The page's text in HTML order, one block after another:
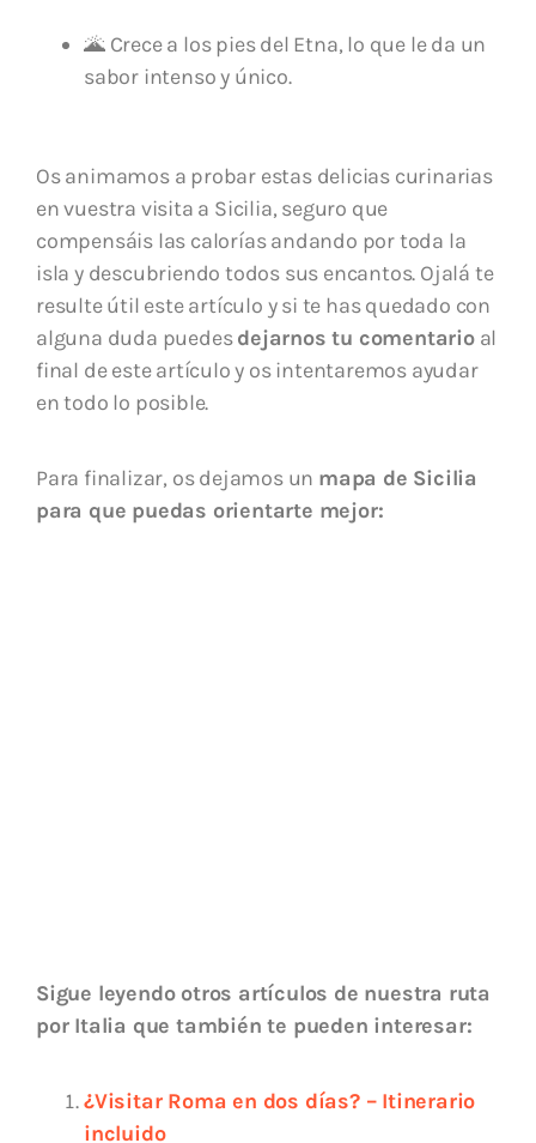
🌋 Crece a los pies del Etna, lo que le da un
sabor intenso y único.
Os animamos a probar estas delicias curinarias
en vuestra visita a Sicilia, seguro que
compensáis las calorías andando por toda la
isla y descubriendo todos sus encantos. Ojalá te
resulte útil este artículo y si te has quedado con
alguna duda puedesdejarnos tu comentarioal
final de este artículo y os intentaremos ayudar
en todo lo posible.
Para finalizar, os dejamos un mapa de Sicilia
para que puedas orientarte mejor:
Sigue leyendo otros artículos de nuestra ruta
por Italia que también te pueden interesar:
¿Visitar Roma en dos días? – Itinerario
incluido